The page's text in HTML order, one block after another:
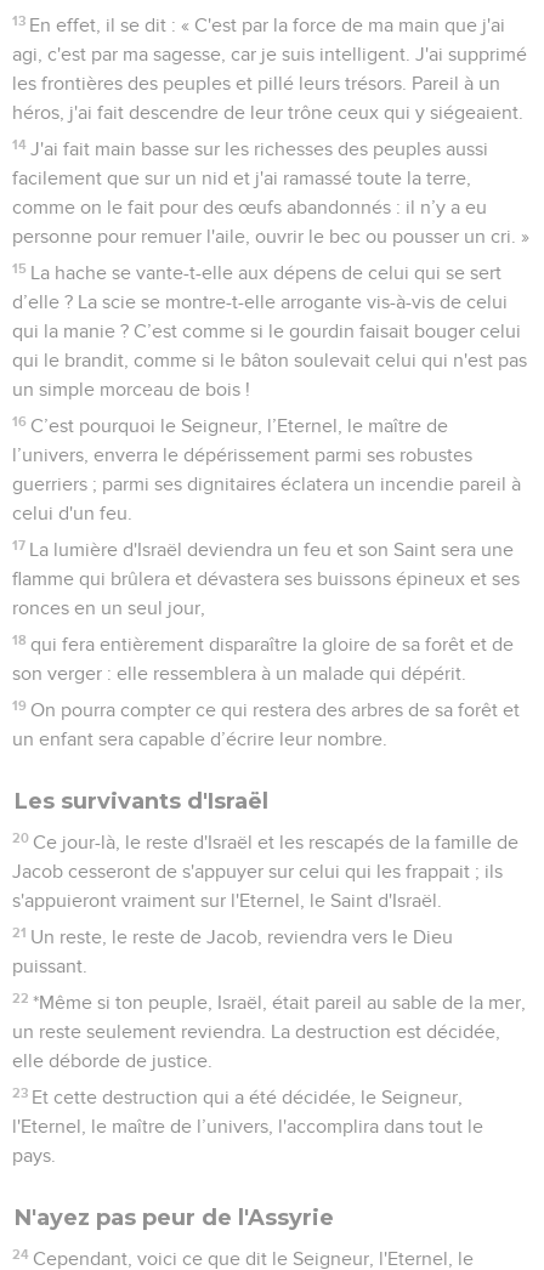
13 En effet, il se dit : « C'est par la force de ma main que j'ai
agi, c'est par ma sagesse, car je suis intelligent. J'ai supprimé
les frontières des peuples et pillé leurs trésors. Pareil à un
héros, j'ai fait descendre de leur trône ceux qui y siégeaient.
14 J'ai fait main basse sur les richesses des peuples aussi
facilement que sur un nid et j'ai ramassé toute la terre,
comme on le fait pour des œufs abandonnés : il n’y a eu
personne pour remuer l'aile, ouvrir le bec ou pousser un cri. »
15 La hache se vante-t-elle aux dépens de celui qui se sert
d’elle ? La scie se montre-t-elle arrogante vis-à-vis de celui
qui la manie ? C’est comme si le gourdin faisait bouger celui
qui le brandit, comme si le bâton soulevait celui qui n'est pas
un simple morceau de bois !
16 C’est pourquoi le Seigneur, l’Eternel, le maître de
l’univers, enverra le dépérissement parmi ses robustes
guerriers ; parmi ses dignitaires éclatera un incendie pareil à
celui d'un feu.
17 La lumière d'Israël deviendra un feu et son Saint sera une
flamme qui brûlera et dévastera ses buissons épineux et ses
ronces en un seul jour,
18 qui fera entièrement disparaître la gloire de sa forêt et de
son verger : elle ressemblera à un malade qui dépérit.
19 On pourra compter ce qui restera des arbres de sa forêt et
un enfant sera capable d’écrire leur nombre.
Les survivants d'Israël
20 Ce jour-là, le reste d'Israël et les rescapés de la famille de
Jacob cesseront de s'appuyer sur celui qui les frappait ; ils
s'appuieront vraiment sur l'Eternel, le Saint d'Israël.
21 Un reste, le reste de Jacob, reviendra vers le Dieu
puissant.
22 *Même si ton peuple, Israël, était pareil au sable de la mer,
un reste seulement reviendra. La destruction est décidée,
elle déborde de justice.
23 Et cette destruction qui a été décidée, le Seigneur,
l'Eternel, le maître de l’univers, l'accomplira dans tout le
pays.
N'ayez pas peur de l'Assyrie
24 Cependant, voici ce que dit le Seigneur, l'Eternel, le